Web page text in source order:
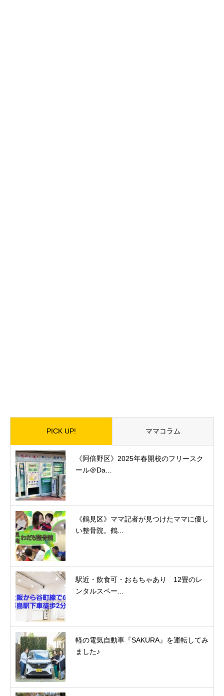
PICK UP! ママコラム
《阿倍野区》2025年春開校のフリースク
ール＠Da...
《鶴見区》ママ記者が見つけたママに優し
い整骨院。鶴...
駅近・飲食可・おもちゃあり 12畳のレ
ンタルスペー...
軽の電気自動車『SAKURA』を運転してみ
ました♪